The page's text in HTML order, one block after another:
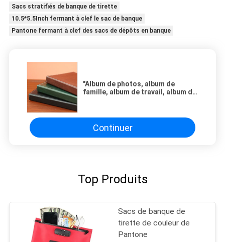
Sacs stratifiés de banque de tirette
10.5*5.5Inch fermant à clef le sac de banque
Pantone fermant à clef des sacs de dépôts en banque
"Album de photos, album de
famille, album de travail, album de
Continuer
Top Produits
Sacs de banque de
tirette de couleur de
Pantone